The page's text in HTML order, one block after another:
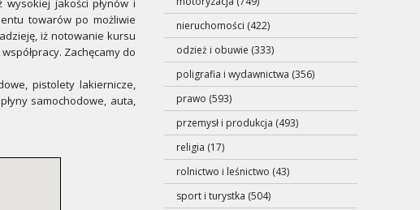
jakości płynów i
towarów po możliwie
iż notowanie kursu
Zachęcamy do
pistolety lakiernicze,
samochodowe, auta,
nieruchomości (422)
odzież i obuwie (333)
poligrafia i wydawnictwa (356)
prawo (593)
przemysł i produkcja (493)
religia (17)
rolnictwo i leśnictwo (43)
sport i turystka (504)